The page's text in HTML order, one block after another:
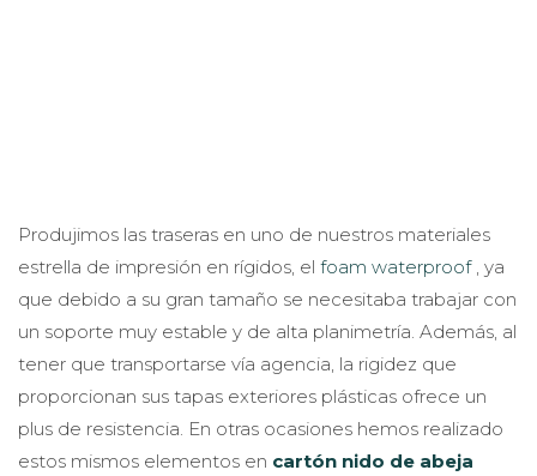
Produjimos las traseras en uno de nuestros materiales
estrella de impresión en rígidos, el foam waterproof, ya
que debido a su gran tamaño se necesitaba trabajar con
un soporte muy estable y de alta planimetría. Además, al
tener que transportarse vía agencia, la rigidez que
proporcionan sus tapas exteriores plásticas ofrece un
plus de resistencia. En otras ocasiones hemos realizado
estos mismos elementos en cartón nido de abeja